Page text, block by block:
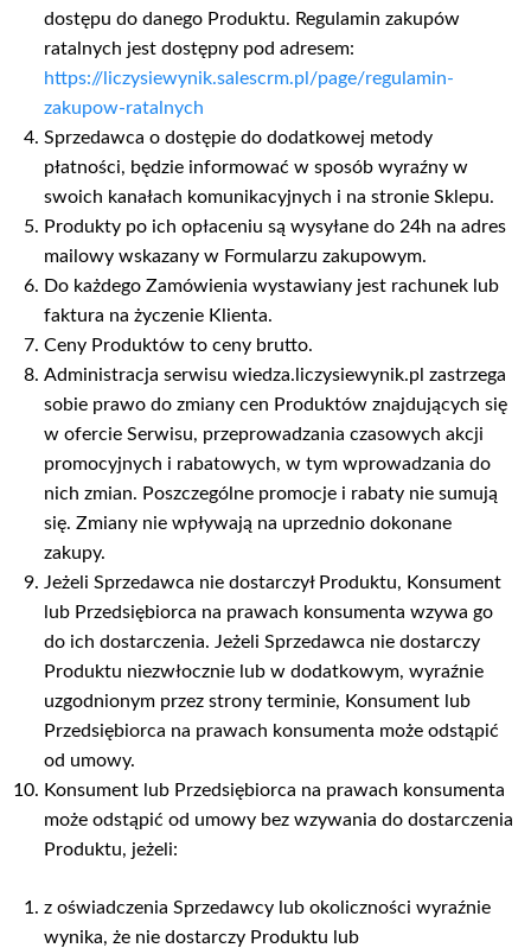
dostępu do danego Produktu. Regulamin zakupów
ratalnych jest dostępny pod adresem:
https://liczysiewynik.salescrm.pl/page/regulamin-
zakupow-ratalnych
Sprzedawca o dostępie do dodatkowej metody
płatności, będzie informować w sposób wyraźny w
swoich kanałach komunikacyjnych i na stronie Sklepu.
Produkty po ich opłaceniu są wysyłane do 24h na adres
mailowy wskazany w Formularzu zakupowym.
Do każdego Zamówienia wystawiany jest rachunek lub
faktura na życzenie Klienta.
Ceny Produktów to ceny brutto.
Administracja serwisu wiedza.liczysiewynik.pl zastrzega
sobie prawo do zmiany cen Produktów znajdujących się
w ofercie Serwisu, przeprowadzania czasowych akcji
promocyjnych i rabatowych, w tym wprowadzania do
nich zmian. Poszczególne promocje i rabaty nie sumują
się. Zmiany nie wpływają na uprzednio dokonane
zakupy.
Jeżeli Sprzedawca nie dostarczył Produktu, Konsument
lub Przedsiębiorca na prawach konsumenta wzywa go
do ich dostarczenia. Jeżeli Sprzedawca nie dostarczy
Produktu niezwłocznie lub w dodatkowym, wyraźnie
uzgodnionym przez strony terminie, Konsument lub
Przedsiębiorca na prawach konsumenta może odstąpić
od umowy.
Konsument lub Przedsiębiorca na prawach konsumenta
może odstąpić od umowy bez wzywania do dostarczenia
Produktu, jeżeli:
z oświadczenia Sprzedawcy lub okoliczności wyraźnie
wynika, że nie dostarczy Produktu lub